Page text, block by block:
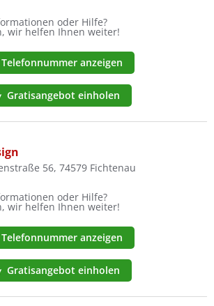
oder Hilfe?
wir helfen Ihnen weiter!
Telefonnummer anzeigen
Gratisangebot einholen
56, 74579 Fichtenau
oder Hilfe?
wir helfen Ihnen weiter!
Telefonnummer anzeigen
Gratisangebot einholen